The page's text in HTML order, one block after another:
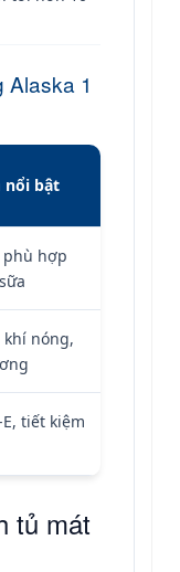
1
nổi bật
phù hợp
nóng,
tiết kiệm
tủ mát